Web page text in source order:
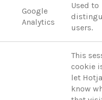
Google
Analytics
Used to
users.
This
cookie
let
know